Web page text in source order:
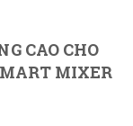
CAO CHO
MIXER